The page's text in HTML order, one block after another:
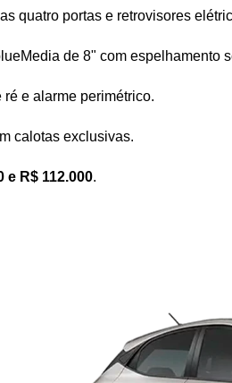
quatro portas e retrovisores
de 8" com espelhamento
e alarme perimétrico.
calotas exclusivas.
e R$ 112.000.